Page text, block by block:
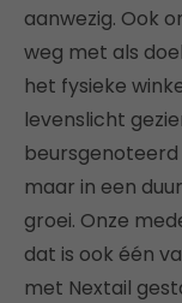
aanwezig. Ook
weg met als
het fysieke
levenslicht
maar in een
groei. Onze
dat is ook één
met Nextail